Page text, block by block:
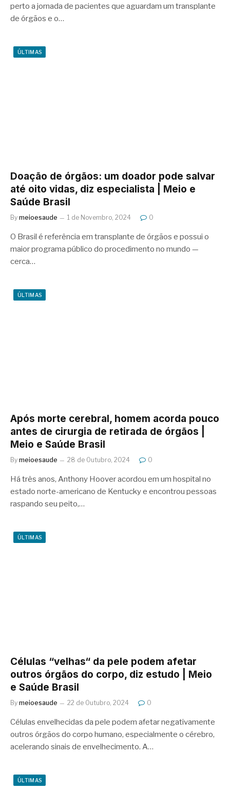
perto a jornada de pacientes que aguardam um transplante
de órgãos e o…
ÚLTIMAS
Doação de órgãos: um doador pode salvar
até oito vidas, diz especialista | Meio e
Saúde Brasil
By meioesaude 1 de Novembro, 2024 0
O Brasil é referência em transplante de órgãos e possui o
maior programa público do procedimento no mundo —
cerca…
ÚLTIMAS
Após morte cerebral, homem acorda pouco
antes de cirurgia de retirada de órgãos |
Meio e Saúde Brasil
By meioesaude 28 de Outubro, 2024 0
Há três anos, Anthony Hoover acordou em um hospital no
estado norte-americano de Kentucky e encontrou pessoas
raspando seu peito,…
ÚLTIMAS
Células “velhas“ da pele podem afetar
outros órgãos do corpo, diz estudo | Meio
e Saúde Brasil
By meioesaude 22 de Outubro, 2024 0
Células envelhecidas da pele podem afetar negativamente
outros órgãos do corpo humano, especialmente o cérebro,
acelerando sinais de envelhecimento. A…
ÚLTIMAS